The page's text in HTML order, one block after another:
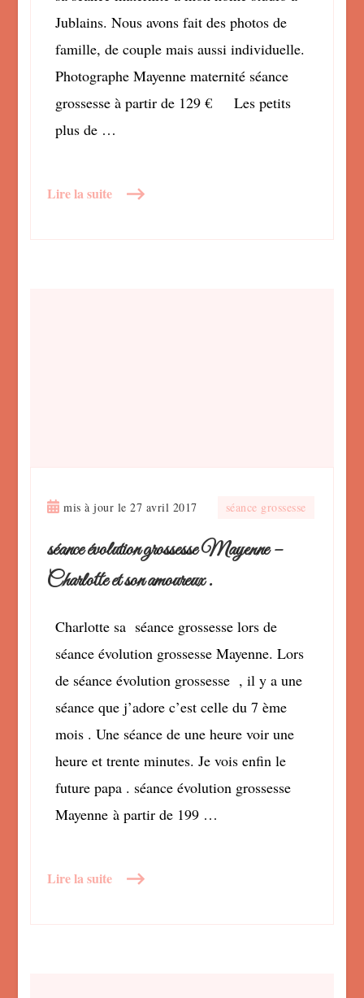
Jublains. Nous avons fait des photos de
famille, de couple mais aussi individuelle.
Photographe Mayenne maternité séance
grossesse à partir de 129 € Les petits
plus de …
Lire la suite
mis à jour le27 avril 2017 séance grossesse
séance évolution grossesse Mayenne –
Charlotte et son amoureux .
Charlotte sa séance grossesse lors de
séance évolution grossesse Mayenne. Lors
de séance évolution grossesse , il y a une
séance que j’adore c’est celle du 7 ème
mois . Une séance de une heure voir une
heure et trente minutes. Je vois enfin le
future papa . séance évolution grossesse
Mayenne à partir de 199 …
Lire la suite